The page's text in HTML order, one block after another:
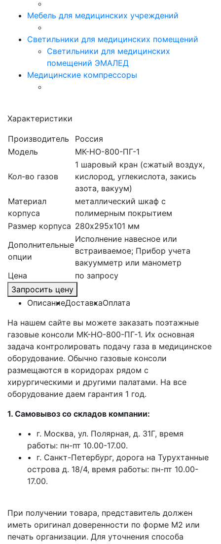
Мебель для медицинских учреждений
Светильники для медицинских помещений
Светильники для медицинских
помещений ЭМАЛЕД
Медицинские компрессоры
Характеристики
Производитель
Россия
Модель
МК-НО-800-ПГ-1
Кол-во газов
1 шаровый кран (сжатый воздух,
кислород, углекислота, закись
азота, вакуум)
Материал
корпуса
металлический шкаф с
полимерным покрытием
Размер корпуса 280х295х101 мм
Дополнительные
опции
Исполнение навесное или
встраиваемое; Прибор учета
вакуумметр или манометр
Цена
по запросу
Запросить цену
ОписаниеДоставкаОплата
На нашем сайте вы можете заказать поэтажные
газовые консоли МК-НО-800-ПГ-1. Их основная
задача контролировать подачу газа в медицинское
оборудование. Обычно газовые консоли
размещаются в коридорах рядом с
хирургическими и другими палатами. На все
оборудование даем гарантия 1 год.
1. Самовывоз со складов компании:
• г. Москва, ул. Полярная, д. 31Г, время
работы: пн-пт 10.00-17.00.
• г. Санкт-Петербург, дорога на Турухтанные
острова д. 18/4, время работы: пн-пт 10.00-
17.00.
При получении товара, представитель должен
иметь оригинал доверенности по форме М2 или
печать организации. Для уточнения способа